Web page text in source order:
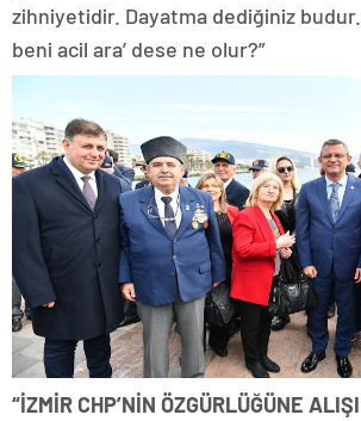
zihniyetidir. Dayatma dediğiniz budur.
beni acil ara’ dese ne olur?”
“İZMİR CHP’NİN ÖZGÜRLÜĞÜNE